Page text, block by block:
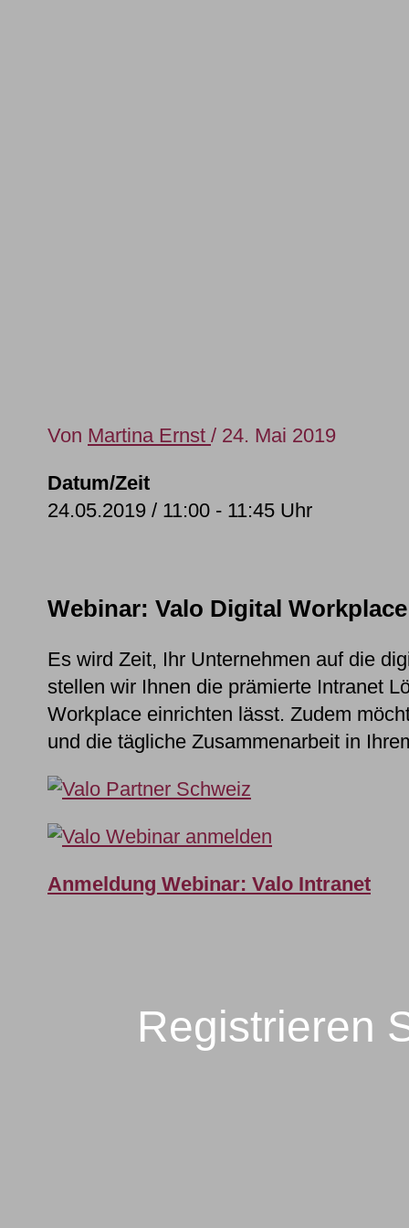
Von Martina Ernst / 24. Mai 2019
Datum/Zeit
24.05.2019 / 11:00 - 11:45 Uhr
Webinar: Valo Digital Workplace
Es wird Zeit, Ihr Unternehmen auf die
stellen wir Ihnen die prämierte Intranet
Workplace einrichten lässt. Zudem
und die tägliche Zusammenarbeit in
Anmeldung Webinar: Valo Intranet
Registrieren